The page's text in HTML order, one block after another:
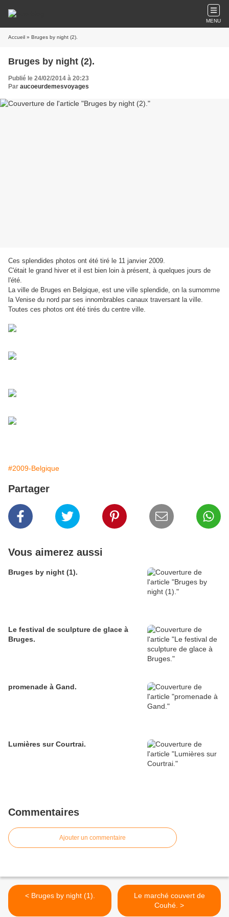
MENU
Accueil » Bruges by night (2).
Bruges by night (2).
Publié le 24/02/2014 à 20:23
Par aucoeurdemesvoyages
Ces splendides photos ont été tiré le 11 janvier 2009.
C'était le grand hiver et il est bien loin à présent, à quelques jours de
l'été.
La ville de Bruges en Belgique, est une ville splendide, on la surnomme
la Venise du nord par ses innombrables canaux traversant la ville.
Toutes ces photos ont été tirés du centre ville.
#2009-Belgique
Partager
Vous aimerez aussi
Bruges by night (1).
Le festival de sculpture de glace à
Bruges.
promenade à Gand.
Lumières sur Courtrai.
Commentaires
Ajouter un commentaire
< Bruges by night (1).
Le marché couvert de
Couhé. >